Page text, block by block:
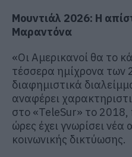
Μουντιάλ 2026: Η
Μαραντόνα
«Οι Αμερικανοί θα το
τέσσερα ημίχρονα των
διαφημιστικά
αναφέρει
στο «TeleSur» το 2018,
ώρες έχει γνωρίσει
κοινωνικής δικτύωσης.